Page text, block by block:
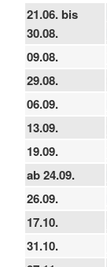
21.06. bis
30.08.
09.08.
29.08.
06.09.
13.09.
19.09.
ab 24.09.
26.09.
17.10.
31.10.